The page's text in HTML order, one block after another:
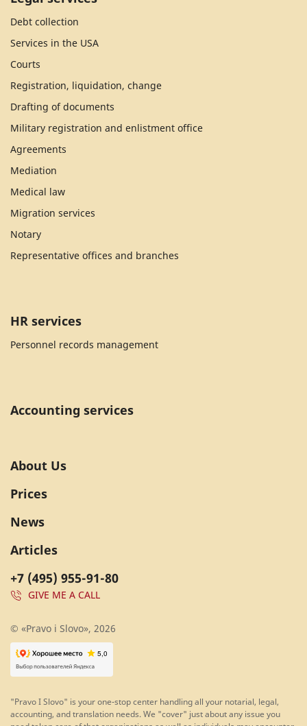
Debt collection
Services in the USA
Courts
Registration, liquidation, change
Drafting of documents
Military registration and enlistment office
Agreements
Mediation
Medical law
Migration services
Notary
Representative offices and branches
HR services
Personnel records management
Accounting services
+7 (495) 955-91-80
GIVE ME A CALL
About Us
Prices
News
Articles
© «Pravo i Slovo», 2026
"Pravo I Slovo" is your one-stop center handling all your notarial, legal,
accounting, and translation needs. We "cover" just about any issue you